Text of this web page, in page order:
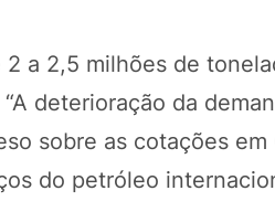
a 2,5 milhões de
deterioração da
sobre as cotações em
do petróleo